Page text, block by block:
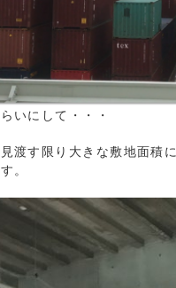
いにして・・・
渡す限り大きな敷地面積に
。